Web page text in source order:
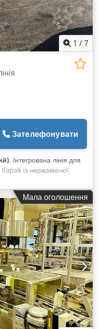
Комплект запасних
в експлуатацію
ТОП хлібопекарських
1 /7
Зателефонувати
, Інтегрована лінія для
із нержавіючої
Amjd I Ncgsmsha
подвійний захват,
тримач рулону плівки з
комп'ютеризована
3800 мм, довжина
200 мм. Дане
плівкою та має
плівки (PEC),
PE товщиною 30
з багатьма іншими
для упаковки
подачі Ilapak
Ling із нержавіючої
Мала оголошення